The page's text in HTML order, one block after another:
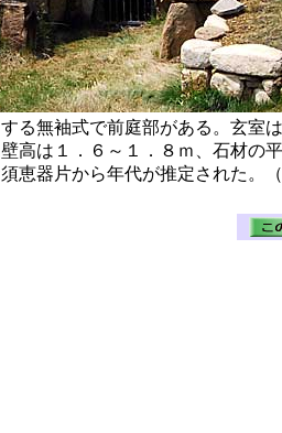
る無袖式で前庭部がある。玄室
高は１．６～１．８ｍ、石材の
恵器片から年代が推定された。